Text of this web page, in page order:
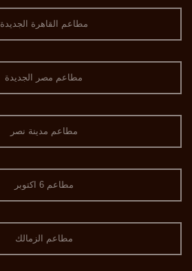
مطاعم القاهرة الجديدة
مطاعم مصر الجديدة
مطاعم مدينة نصر
مطاعم 6 اكتوبر
مطاعم الزمالك